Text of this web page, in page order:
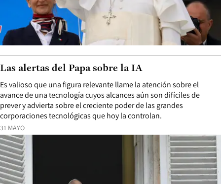
31 MAYO
Es valioso que una figura relevante llame la atención sobre el
avance de una tecnología cuyos alcances aún son difíciles de
prever y advierta sobre el creciente poder de las grandes
corporaciones tecnológicas que hoy la controlan.
Las alertas del Papa sobre la IA